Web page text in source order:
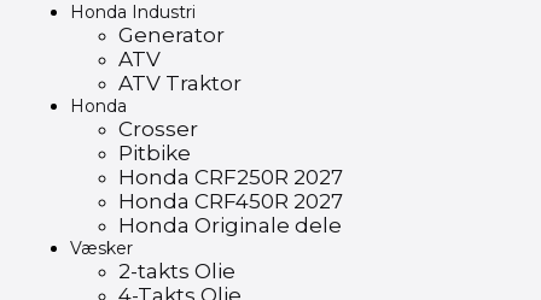
Honda Industri
Generator
ATV
ATV Traktor
Honda
Crosser
Pitbike
Honda CRF250R 2027
Honda CRF450R 2027
Honda Originale dele
Væsker
2-takts Olie
4-Takts Olie